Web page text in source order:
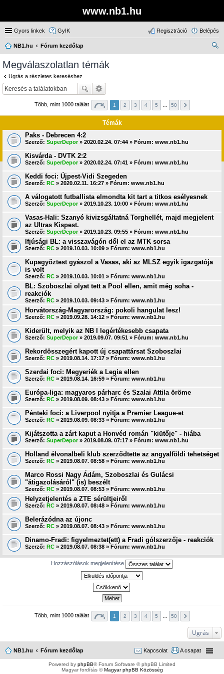
www.nb1.hu
Gyors linkek GyIK Belépés
Regisztráció
NB1.hu
Fórum kezdőlap
Megválaszolatlan témák
Ugrás a részletes kereséshez
Több, mint 1000 találat 1 2 3 4 5 50
Témák
Paks - Debrecen 4:2
Szerző: SuperDepor» 2020.02.24. 07:44 » Fórum: www.nb1.hu
Kisvárda - DVTK 2:2
Szerző: SuperDepor» 2020.02.24. 07:41 » Fórum: www.nb1.hu
Keddi foci: Újpest-Vidi Szegeden
Szerző: RC » 2020.02.11. 16:27 » Fórum: www.nb1.hu
A válogatott futballista elmondta kit tart a titkos esélyesnek
Szerző: SuperDepor» 2019.10.23. 10:00 » Fórum: www.nb1.hu
Vasas-Hali: Szanyó kivizsgáltatná Torghellét, majd megjelent
az Ultras Kispest.
Szerző: SuperDepor» 2019.10.23. 09:55 » Fórum: www.nb1.hu
Ifjúsági BL: a visszavágón dől el az MTK sorsa
Szerző: RC » 2019.10.03. 10:09 » Fórum: www.nb1.hu
Kupagyőztest gyászol a Vasas, aki az MLSZ egyik igazgatója
is volt
Szerző: RC » 2019.10.03. 10:01 » Fórum: www.nb1.hu
BL: Szoboszlai olyat tett a Pool ellen, amit még soha -
reakciók
Szerző: RC » 2019.10.03. 09:43 » Fórum: www.nb1.hu
Horvátország-Magyarország: pokoli hangulat lesz!
Szerző: RC » 2019.09.28. 14:12 » Fórum: www.nb1.hu
Kiderült, melyik az NB I legértékesebb csapata
Szerző: SuperDepor» 2019.09.07. 09:51 » Fórum: www.nb1.hu
Rekordösszegért kapott új csapattársat Szoboszlai
Szerző: RC » 2019.08.14. 17:17 » Fórum: www.nb1.hu
Szerdai foci: Megyeriék a Legia ellen
Szerző: RC » 2019.08.14. 16:59 » Fórum: www.nb1.hu
Európa-liga: magyaros párharc és Szalai Attila öröme
Szerző: RC » 2019.08.09. 08:43 » Fórum: www.nb1.hu
Pénteki foci: a Liverpool nyitja a Premier League-et
Szerző: RC » 2019.08.09. 08:33 » Fórum: www.nb1.hu
Kijátszotta a zárt kaput a Honvéd román "kiütője" - hiába
Szerző: SuperDepor» 2019.08.09. 07:17 » Fórum: www.nb1.hu
Holland élvonalbeli klub szerződtette az angyalföldi tehetséget
Szerző: RC » 2019.08.07. 08:58 » Fórum: www.nb1.hu
Marco Rossi Nagy Ádám, Szoboszlai és Gulácsi
"átigazolásáról" (is) beszélt
Szerző: RC » 2019.08.07. 08:53 » Fórum: www.nb1.hu
Helyzetjelentés a ZTE sérültjeiről
Szerző: RC » 2019.08.07. 08:48 » Fórum: www.nb1.hu
Belerázódna az újonc
Szerző: RC » 2019.08.07. 08:43 » Fórum: www.nb1.hu
Dinamo-Fradi: figyelmeztet(ett) a Fradi gólszerzője - reakciók
Szerző: RC » 2019.08.07. 08:38 » Fórum: www.nb1.hu
Hozzászólások megjelenítése
Több, mint 1000 találat 1 2 3 4 5 50
Ugrás
NB1.hu Fórum kezdőlap A csapat
Kapcsolat
Powered by phpBB® Forum Software © phpBB Limited
Magyar fordítás ©Magyar phpBB Közösség